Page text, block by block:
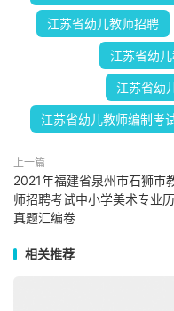
江苏省幼儿教师招聘
江苏省幼
江苏省幼
江苏省幼儿教师编制考
上一篇
2021年福建省泉州市石狮市
师招聘考试中小学美术专业
真题汇编卷
相关推荐